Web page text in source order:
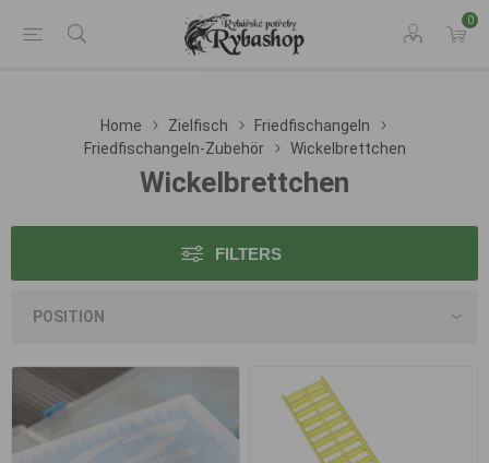
0
Home Zielfisch
Friedfischangeln
Friedfischangeln-Zubehör
Wickelbrettchen
Wickelbrettchen
FILTERS